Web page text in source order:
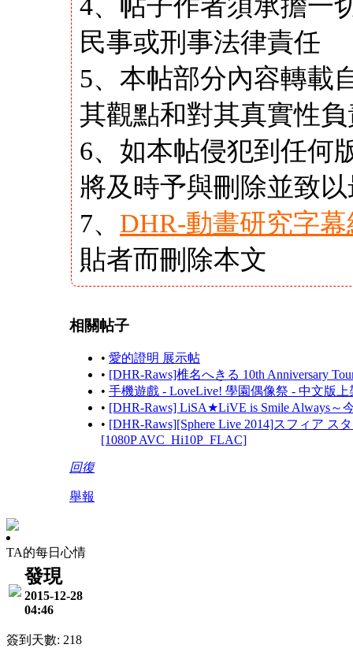
民事或刑事法律責任
5、本帖部分內容轉載
其觀點和對其真實性
6、如本帖侵犯到任何
將及時予與刪除並致
7、 DHR-動畫研究字幕
貼者而刪除本文
相關帖子
• 愛的證明 展示帖
• [DHR-Raws]椎名へきる 10th Anniversary
• 手機遊戲 - LoveLive! 學園偶像祭 - 中文版上
• [DHR-Raws] LiSA★LiVE is Smile Always～
• [DHR-Raws][Sphere Live 2014]スフィア ス
[1080P AVC_Hi10P_FLAC]
回復
舉報
TA的每日心情
發現
2015-12-28
04:46
簽到天數: 218